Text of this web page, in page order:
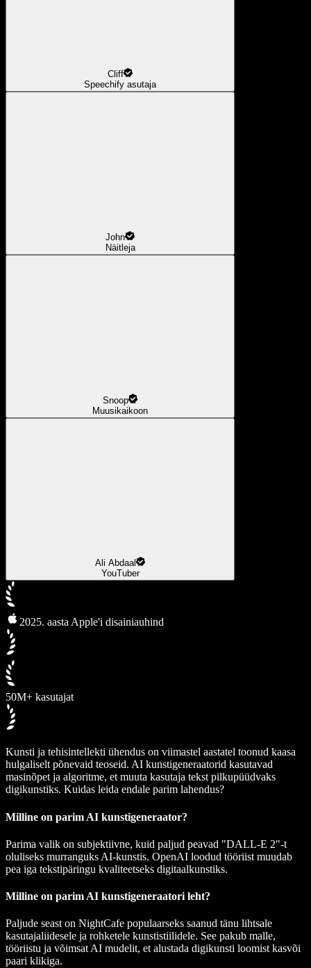
Cliff
Speechify asutaja
John
Näitleja
Snoop
Muusikaikoon
Ali Abdaal
YouTuber
2025. aasta Apple'i disainiauhind
50M+ kasutajat
Kunsti ja tehisintellekti ühendus on viimastel aastatel toonud kaasa
hulgaliselt põnevaid teoseid. AI kunstigeneraatorid kasutavad
masinõpet ja algoritme, et muuta kasutaja tekst pilkupüüdvaks
digikunstiks. Kuidas leida endale parim lahendus?
Milline on parim AI kunstigeneraator?
Parima valik on subjektiivne, kuid paljud peavad "DALL-E 2"-t
oluliseks murranguks AI-kunstis. OpenAI loodud tööriist muudab
pea iga tekstipäringu kvaliteetseks digitaalkunstiks.
Milline on parim AI kunstigeneraatori leht?
Paljude seast on NightCafe populaarseks saanud tänu lihtsale
kasutajaliidesele ja rohketele kunstistiilidele. See pakub malle,
tööriistu ja võimsat AI mudelit, et alustada digikunsti loomist kasvõi
paari klikiga.